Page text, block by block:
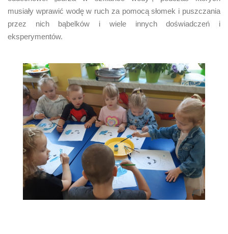
musiały wprawić wodę w ruch za pomocą słomek i puszczania
przez nich bąbelków i wiele innych doświadczeń i
eksperymentów.